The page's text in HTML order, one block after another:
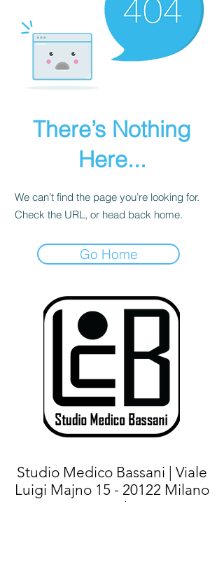
There’s Nothing
Here...
We can’t find the page you’re looking for.
Check the URL, or head back home.
Go Home
Studio Medico Bassani | Viale
Luigi Majno 15 - 20122 Milano
(MI) |